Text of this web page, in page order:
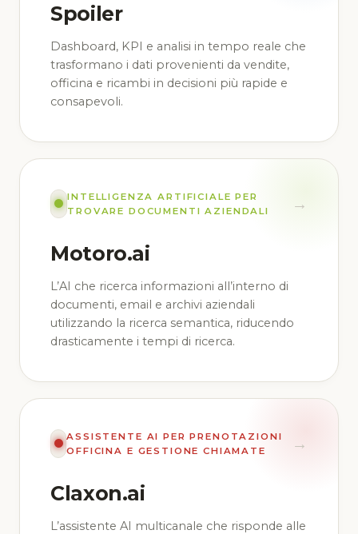
Spoiler
Dashboard, KPI e analisi in tempo reale che
trasformano i dati provenienti da vendite,
officina e ricambi in decisioni più rapide e
consapevoli.
INTELLIGENZA ARTIFICIALE PER
TROVARE DOCUMENTI AZIENDALI
→
Motoro.ai
L’AI che ricerca informazioni all’interno di
documenti, email e archivi aziendali
utilizzando la ricerca semantica, riducendo
drasticamente i tempi di ricerca.
ASSISTENTE AI PER PRENOTAZIONI
OFFICINA E GESTIONE CHIAMATE
→
Claxon.ai
L’assistente AI multicanale che risponde alle